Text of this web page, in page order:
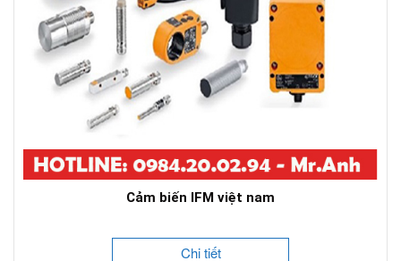
Cảm biến IFM việt nam
Chi tiết